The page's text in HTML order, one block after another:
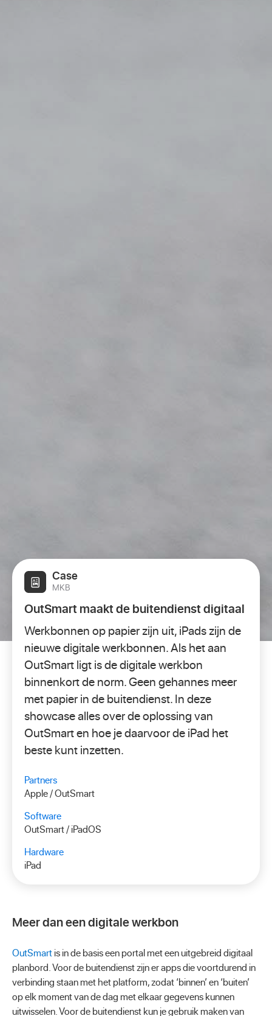
Case
MKB
OutSmart maakt de buitendienst digitaal
Werkbonnen op papier zijn uit, iPads zijn de
nieuwe digitale werkbonnen. Als het aan
OutSmart ligt is de digitale werkbon
binnenkort de norm. Geen gehannes meer
met papier in de buitendienst. In deze
showcase alles over de oplossing van
OutSmart en hoe je daarvoor de iPad het
beste kunt inzetten.
Partners
Apple / OutSmart
Software
OutSmart / iPadOS
Hardware
iPad
Meer dan een digitale werkbon
OutSmartis in de basis een portal met een uitgebreid digitaal
planbord. Voor de buitendienst zijn er apps die voortdurend in
verbinding staan met het platform, zodat ‘binnen’ en ‘buiten’
op elk moment van de dag met elkaar gegevens kunnen
uitwisselen. Voor de buitendienst kun je gebruik maken van